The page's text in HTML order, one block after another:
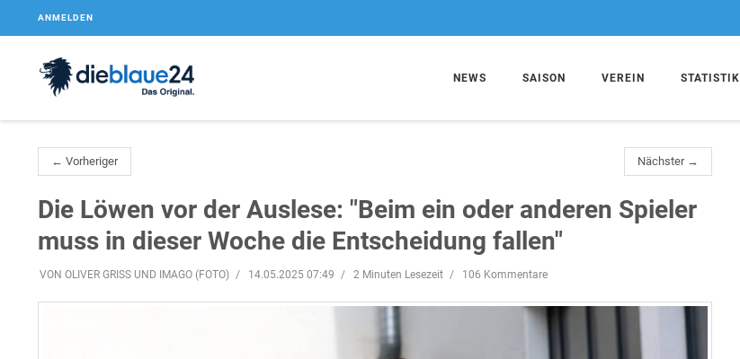
ANMELDEN
NEWS SAISON VEREIN STATISTIK
← Vorheriger Nächster →
Die Löwen vor der Auslese: "Beim ein oder anderen Spieler
muss in dieser Woche die Entscheidung fallen"
VON OLIVER GRISS UND IMAGO (FOTO) 14.05.2025 07:49 2 Minuten Lesezeit 106 Kommentare